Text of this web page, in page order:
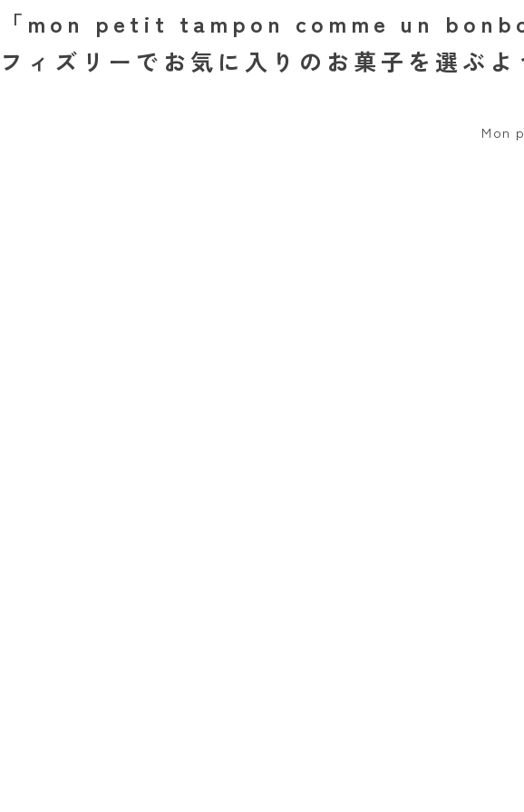
「mon petit tampon comme un
フィズリーでお気に入りのお菓子を選ぶ
Mon